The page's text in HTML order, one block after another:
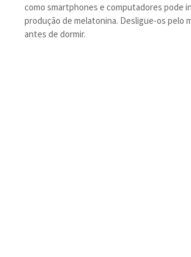
como smartphones e computadores pode
produção de melatonina. Desligue-os pelo
antes de dormir.